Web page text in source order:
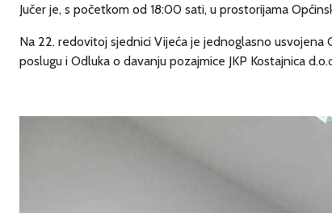
Jučer je, s početkom od 18:00 sati, u prostorijama
Na 22. redovitoj sjednici Vijeća je jednoglasno
poslugu i Odluka o davanju pozajmice JKP Kostajnica